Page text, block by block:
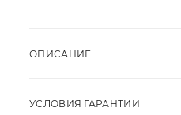
ОПИСАНИЕ
УСЛОВИЯ ГАРАНТИИ